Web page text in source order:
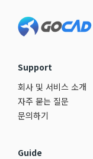
Support
회사 및 서비스 소개
자주 묻는 질문
문의하기
Guide